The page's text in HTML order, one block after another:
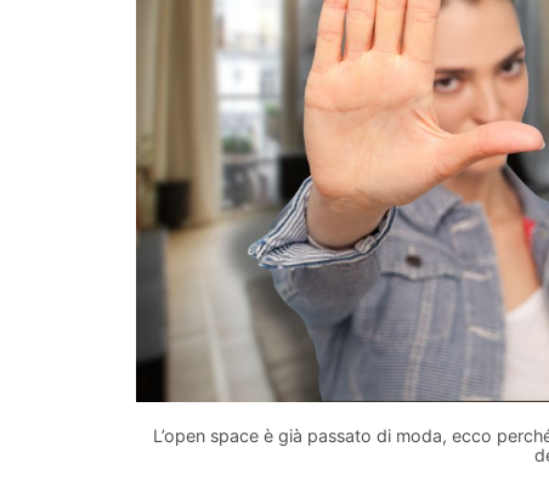
L’open space è già passato di moda, ecco